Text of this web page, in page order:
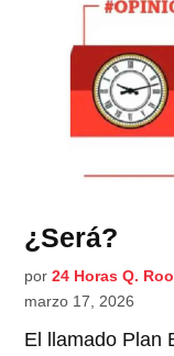
¿Será?
por 24 Horas Q. Roo
marzo 17, 2026
El llamado Plan